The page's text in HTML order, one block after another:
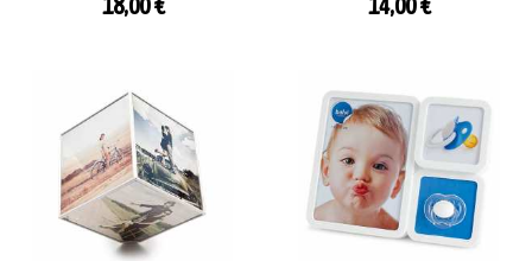
Prezzo
18,00 € Prezzo
14,00 €